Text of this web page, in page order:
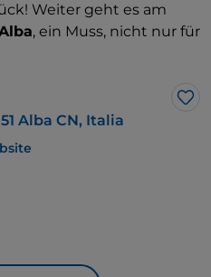
Weiter geht es am
, ein Muss, nicht nur für
Alba CN, Italia